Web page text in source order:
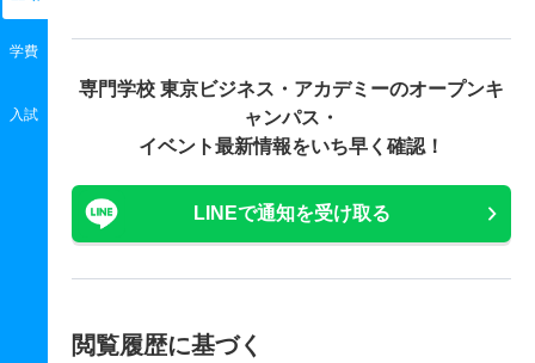
学費
入試
専門学校 東京ビジネス・アカデミーのオープンキ
ャンパス・
イベント最新情報をいち早く確認！
LINEで通知を受け取る
閲覧履歴に基づく